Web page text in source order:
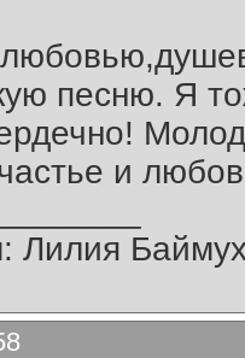
песню. Я
и
Лилия